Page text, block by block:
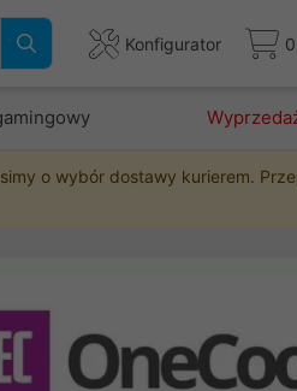
Konfigurator
o wybór dostawy kurierem.